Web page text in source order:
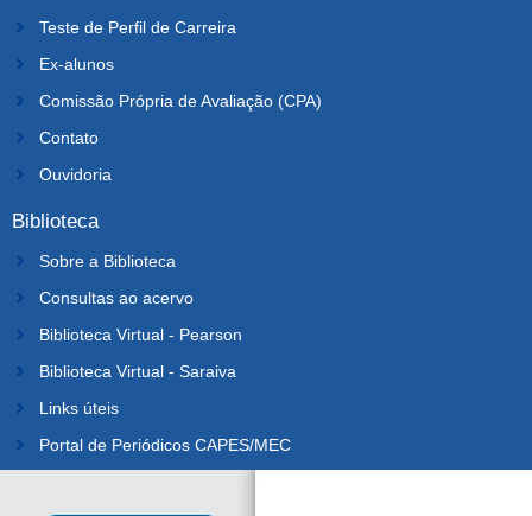
Teste de Perfil de Carreira
Ex-alunos
Comissão Própria de Avaliação (CPA)
Contato
Ouvidoria
Biblioteca
Sobre a Biblioteca
Consultas ao acervo
Biblioteca Virtual - Pearson
Biblioteca Virtual - Saraiva
Links úteis
Portal de Periódicos CAPES/MEC